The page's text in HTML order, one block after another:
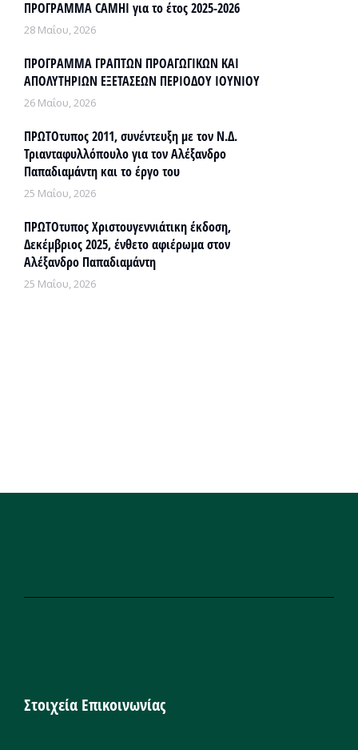
ΠΡΟΓΡΑΜΜΑ CAMHI για το έτος 2025-2026
28 Μαΐου, 2026
ΠΡΟΓΡΑΜΜΑ ΓΡΑΠΤΩΝ ΠΡΟΑΓΩΓΙΚΩΝ ΚΑΙ
ΑΠΟΛΥΤΗΡΙΩΝ ΕΞΕΤΑΣΕΩΝ ΠΕΡΙΟΔΟΥ ΙΟΥΝΙΟΥ
26 Μαΐου, 2026
ΠΡΩΤΟτυπος 2011, συνέντευξη με τον Ν.Δ.
Τριανταφυλλόπουλο για τον Αλέξανδρο
Παπαδιαμάντη και το έργο του
25 Μαΐου, 2026
ΠΡΩΤΟτυπος Χριστουγεννιάτικη έκδοση,
Δεκέμβριος 2025, ένθετο αφιέρωμα στον
Αλέξανδρο Παπαδιαμάντη
25 Μαΐου, 2026
Στοιχεία Επικοινωνίας